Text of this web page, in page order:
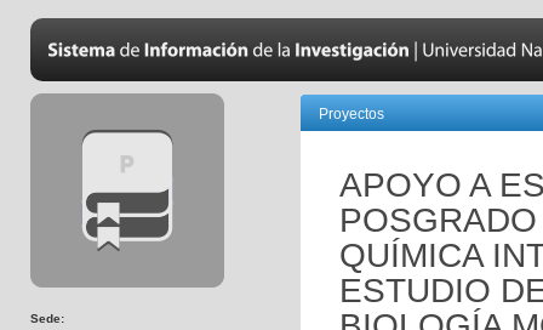
Sede:
Proyectos
APOYO A
QUÍMICA
ESTUDIO